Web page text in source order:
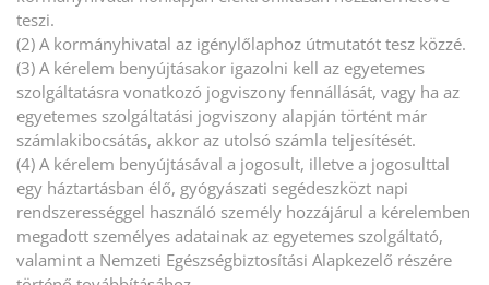
teszi.
(2) A kormányhivatal az igénylőlaphoz útmutatót tesz közzé.
(3) A kérelem benyújtásakor igazolni kell az egyetemes
szolgáltatásra vonatkozó jogviszony fennállását, vagy ha az
egyetemes szolgáltatási jogviszony alapján történt már
számlakibocsátás, akkor az utolsó számla teljesítését.
(4) A kérelem benyújtásával a jogosult, illetve a jogosulttal
egy háztartásban élő, gyógyászati segédeszközt napi
rendszerességgel használó személy hozzájárul a kérelemben
megadott személyes adatainak az egyetemes szolgáltató,
valamint a Nemzeti Egészségbiztosítási Alapkezelő részére